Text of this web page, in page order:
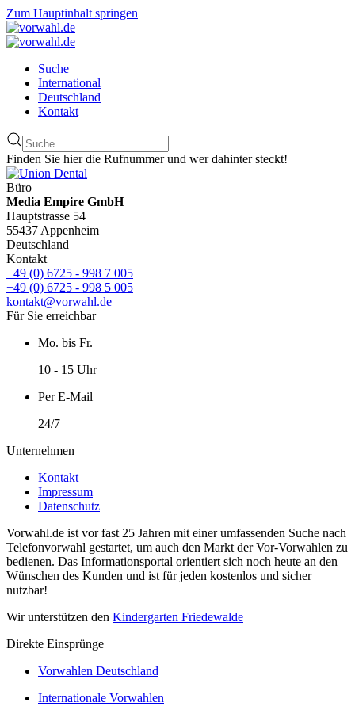
Zum Hauptinhalt springen
Suche
International
Deutschland
Kontakt
Finden Sie hier die Rufnummer und wer dahinter steckt!
Büro
Media Empire GmbH
Hauptstrasse 54
55437 Appenheim
Deutschland
Kontakt
+49 (0) 6725 - 998 7 005
+49 (0) 6725 - 998 5 005
kontakt@vorwahl.de
Für Sie erreichbar
Mo. bis Fr.
10 - 15 Uhr
Per E-Mail
24/7
Unternehmen
Kontakt
Impressum
Datenschutz
Vorwahl.de ist vor fast 25 Jahren mit einer umfassenden Suche nach
Telefonvorwahl gestartet, um auch den Markt der Vor-Vorwahlen zu
bedienen. Das Informationsportal orientiert sich noch heute an den
Wünschen des Kunden und ist für jeden kostenlos und sicher
nutzbar!
Wir unterstützen den Kindergarten Friedewalde
Direkte Einsprünge
Vorwahlen Deutschland
Internationale Vorwahlen